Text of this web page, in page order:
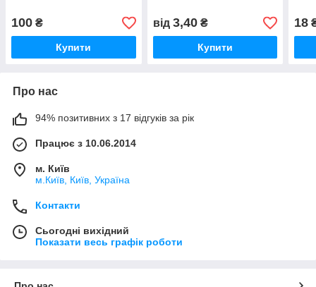
100 ₴
Купити
від 3,40₴
Купити
18
Про нас
94% позитивних з 17 відгуків за рік
Працює з 10.06.2014
м. Київ
м.Київ, Київ, Україна
Контакти
Сьогодні вихідний
Показати весь графік роботи